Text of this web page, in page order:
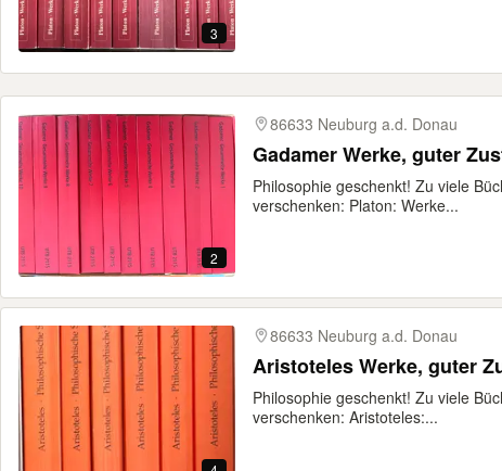
3
2
86633 Neuburg a.d. Donau
Gadamer Werke, guter
Philosophie geschenkt! Zu viele
verschenken: Platon: Werke...
86633 Neuburg a.d. Donau
Aristoteles Werke, guter
Philosophie geschenkt! Zu viele
verschenken: Aristoteles:...